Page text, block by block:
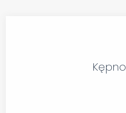
Kępno